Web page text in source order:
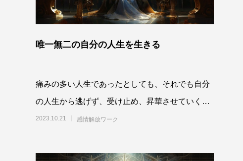
唯一無二の自分の人生を生きる
痛みの多い人生であったとしても、それでも自分
の人生から逃げず、受け止め、昇華させていく在
り様を求めていきましょう。誰しも、自身の人生
2023.10.21 感情解放ワーク